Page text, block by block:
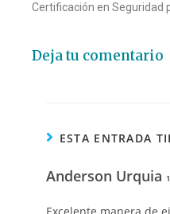
Certificación en Seguridad
Deja tu comentario
ESTA ENTRADA
Anderson Urquia